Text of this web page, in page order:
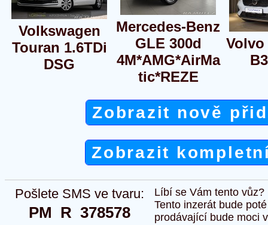
Volkswagen
Touran 1.6TDi
DSG
Mercedes-Benz
GLE 300d
4M*AMG*AirMa
tic*REZE
Volvo
Zobrazit nově
Zobrazit
Pošlete SMS ve tvaru:
PM  R  378578
Líbí se Vám tento
Tento inzerát bude
prodávající bude moci